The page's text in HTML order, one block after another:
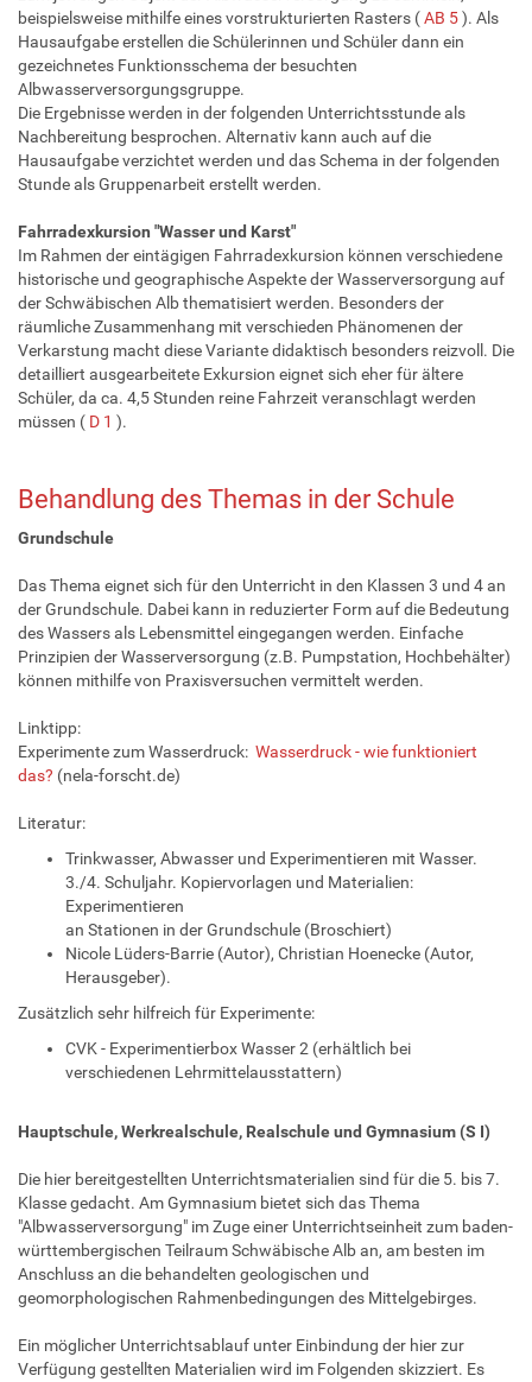
beispielsweise mithilfe eines vorstrukturierten Rasters (AB 5). Als
Hausaufgabe erstellen die Schülerinnen und Schüler dann ein
gezeichnetes Funktionsschema der besuchten
Albwasserversorgungsgruppe.
Die Ergebnisse werden in der folgenden Unterrichtsstunde als
Nachbereitung besprochen. Alternativ kann auch auf die
Hausaufgabe verzichtet werden und das Schema in der folgenden
Stunde als Gruppenarbeit erstellt werden.
Fahrradexkursion "Wasser und Karst"
Im Rahmen der eintägigen Fahrradexkursion können verschiedene
historische und geographische Aspekte der Wasserversorgung auf
der Schwäbischen Alb thematisiert werden. Besonders der
räumliche Zusammenhang mit verschieden Phänomenen der
Verkarstung macht diese Variante didaktisch besonders reizvoll. Die
detailliert ausgearbeitete Exkursion eignet sich eher für ältere
Schüler, da ca. 4,5 Stunden reine Fahrzeit veranschlagt werden
müssen ( D 1 ).
Behandlung des Themas in der Schule
Grundschule
Das Thema eignet sich für den Unterricht in den Klassen 3 und 4 an
der Grundschule. Dabei kann in reduzierter Form auf die Bedeutung
des Wassers als Lebensmittel eingegangen werden. Einfache
Prinzipien der Wasserversorgung (z.B. Pumpstation, Hochbehälter)
können mithilfe von Praxisversuchen vermittelt werden.
Linktipp:
Experimente zum Wasserdruck: Wasserdruck - wie funktioniert
das? (nela-forscht.de)
Literatur:
Trinkwasser, Abwasser und Experimentieren mit Wasser.
3./4. Schuljahr. Kopiervorlagen und Materialien:
Experimentieren
an Stationen in der Grundschule (Broschiert)
Nicole Lüders-Barrie (Autor), Christian Hoenecke (Autor,
Herausgeber).
Zusätzlich sehr hilfreich für Experimente:
CVK - Experimentierbox Wasser 2 (erhältlich bei
verschiedenen Lehrmittelausstattern)
Hauptschule, Werkrealschule, Realschule und Gymnasium (S I)
Die hier bereitgestellten Unterrichtsmaterialien sind für die 5. bis 7.
Klasse gedacht. Am Gymnasium bietet sich das Thema
"Albwasserversorgung" im Zuge einer Unterrichtseinheit zum baden-
württembergischen Teilraum Schwäbische Alb an, am besten im
Anschluss an die behandelten geologischen und
geomorphologischen Rahmenbedingungen des Mittelgebirges.
Ein möglicher Unterrichtsablauf unter Einbindung der hier zur
Verfügung gestellten Materialien wird im Folgenden skizziert. Es